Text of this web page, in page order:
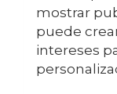
mostrar
puede
intereses